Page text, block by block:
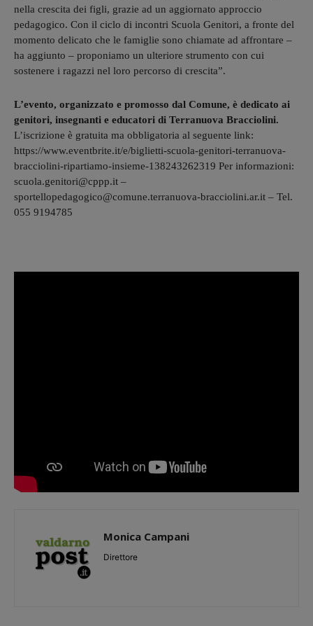
nella crescita dei figli, grazie ad un aggiornato approccio
pedagogico. Con il ciclo di incontri Scuola Genitori, a fronte del
momento delicato che le famiglie sono chiamate ad affrontare –
ha aggiunto – proponiamo un ulteriore strumento con cui
sostenere i ragazzi nel loro percorso di crescita”.
L’evento, organizzato e promosso dal Comune, è dedicato ai
genitori, insegnanti e educatori di Terranuova Bracciolini.
L’iscrizione è gratuita ma obbligatoria al seguente link:
https://www.eventbrite.it/e/biglietti-scuola-genitori-terranuova-
bracciolini-ripartiamo-insieme-138243262319 Per informazioni:
scuola.genitori@cppp.it –
sportellopedagogico@comune.terranuova-bracciolini.ar.it – Tel.
055 9194785
Monica Campani
Direttore